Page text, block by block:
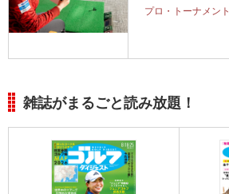
プロ・トーナメント
雑誌がまるごと読み放題！